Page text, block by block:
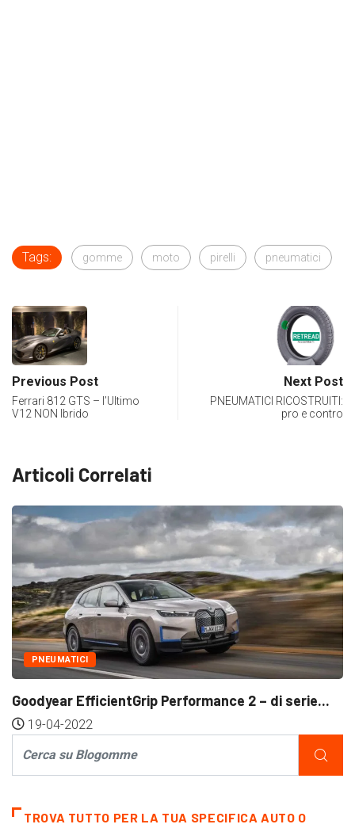
Tags: gomme moto pirelli pneumatici
Previous Post
Ferrari 812 GTS – l’Ultimo
V12 NON Ibrido
Next Post
PNEUMATICI RICOSTRUITI:
pro e contro
Articoli Correlati
PNEUMATICI
Pneumatici Nankang – Come vanno?
12-04-2022
TROVA TUTTO PER LA TUA SPECIFICA AUTO O